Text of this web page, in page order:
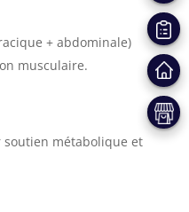
mon
projet
à
une
Nos
de
à
+ abdominale)
musculaire.
métabolique et